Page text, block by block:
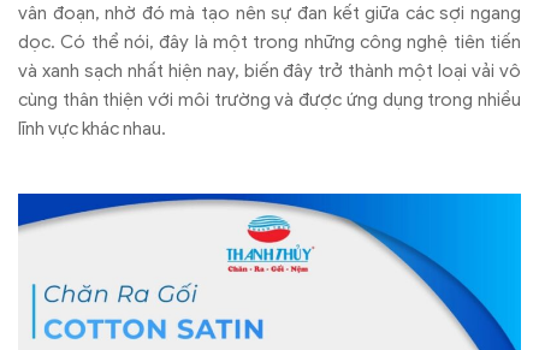
vân đoạn, nhờ đó mà tạo nên sự đan kết giữa các sợi ngang
dọc. Có thể nói, đây là một trong những công nghệ tiên tiến
và xanh sạch nhất hiện nay, biến đây trở thành một loại vải vô
cùng thân thiện với môi trường và được ứng dụng trong nhiều
lĩnh vực khác nhau.